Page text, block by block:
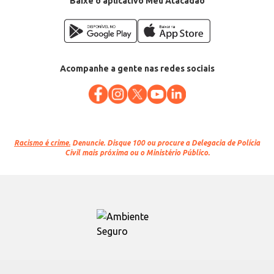
Acompanhe a gente nas redes sociais
Racismo é crime. Denuncie. Disque 100 ou procure a Delegacia de Polícia
Civil mais próxima ou o Ministério Público.